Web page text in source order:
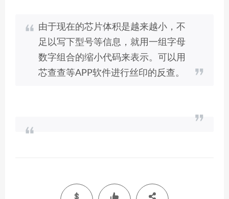
由于现在的芯片体积是越来越小，不
足以写下型号等信息，就用一组字母
数字组合的缩小代码来表示。可以用
芯查查等APP软件进行丝印的反查。